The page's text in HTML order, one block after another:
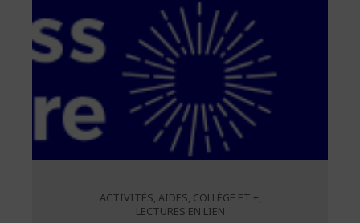
ACTIVITÉS, AIDES, COLLÈGE ET +,
LECTURES EN LIEN